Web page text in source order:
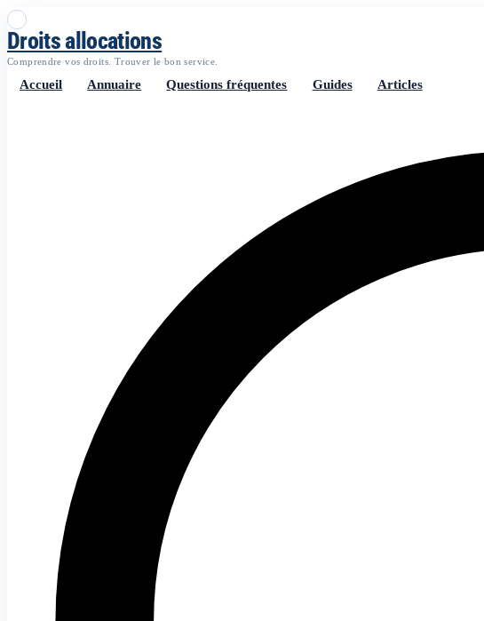
Droits allocations
Comprendre vos droits. Trouver le bon service.
Accueil Annuaire Questions fréquentes Guides Articles